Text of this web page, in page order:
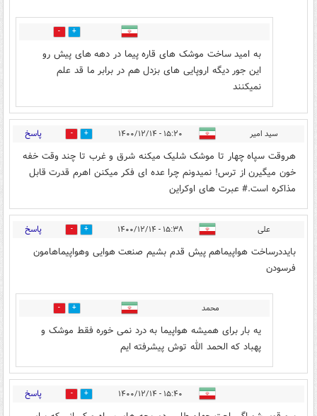
8
به امید ساخت موشک های قاره پیما در دهه های پیش رو
این جور دیگه اروپایی های بزدل هم در برابر ما قد علم
نمیکنند
سید امیر ۱۵:۲۰ - ۱۴۰۰/۱۲/۱۴ 13 پاسخ
هروقت سپاه چهار تا موشک شلیک میکنه شرق و غرب تا چند وقت خفه
خون میگیرن از ترس! نمیدونم چرا عده ای فکر میکنن اهرم قدرت قابل
مذاکره است.# عبرت های اوکراین
علی ۱۵:۳۸ - ۱۴۰۰/۱۲/۱۴ 4 پاسخ
بایددرساخت هواپیماهم پیش قدم بشیم صنعت هوایی وهواپیماهامون
فرسودن
محمد 0
یه بار برای همیشه هواپیما به درد نمی خوره فقط موشک و
پهباد که الحمد الله توش پیشرفته ایم
۱۵:۴۰ - ۱۴۰۰/۱۲/۱۴ 4 پاسخ